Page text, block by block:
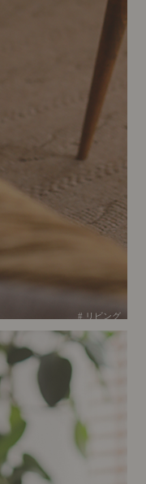
# リビング